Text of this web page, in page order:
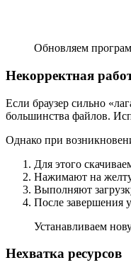
Обновляем
Некорректная
Если браузер сильно
большинства файлов.
Однако при
Для этого
Нажимают на
Выполняют
После завершения
Устанавливаем
Нехватка ресурсов